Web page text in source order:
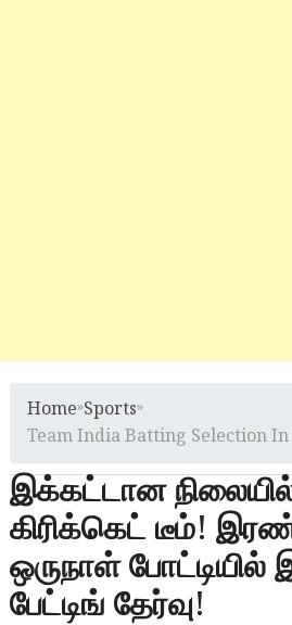
Home»Sports»
Team India Batting Selection In
இக்கட்டான
கிரிக்கெட் டீம்!
ஒருநாள்
பேட்டிங் தேர்வு!